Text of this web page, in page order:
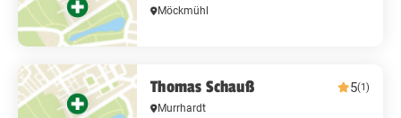
Möckmühl
Thomas Schauß 5(1)
Murrhardt